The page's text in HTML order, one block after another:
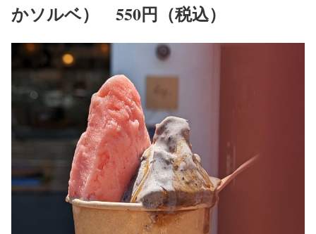
かソルベ） 550円（税込）